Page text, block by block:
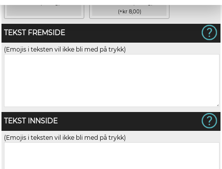
(+kr 8,00)
TEKST FREMSIDE
(Emojis i teksten vil ikke bli med på trykk)
TEKST INNSIDE
(Emojis i teksten vil ikke bli med på trykk)